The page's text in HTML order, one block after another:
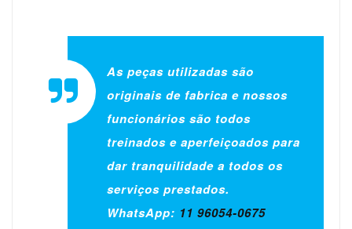
As peças utilizadas são
originais de fabrica e nossos
funcionários são todos
treinados e aperfeiçoados para
dar tranquilidade a todos os
serviços prestados.
WhatsApp: 11 96054-0675